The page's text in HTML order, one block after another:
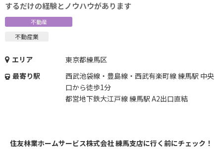
するだけの経験とノウハウがあります
不動産
不動産業
エリア
東京都練馬区
最寄り駅
西武池袋線・豊島線・西武有楽町線 練馬駅 中央
口から徒歩1分
都営地下鉄大江戸線 練馬駅 A2出口直結
住友林業ホームサービス株式会社 練馬支店に行く前にチェック！